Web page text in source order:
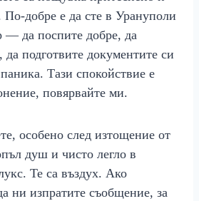
По-добре е да сте в Урануполи
— да поспите добре, да
да подготвите документите си
Тази спокойствие е
повярвайте ми.
особено след изтощение от
душ и чисто легло в
Те са въздух. Ако
ни изпратите съобщение, за